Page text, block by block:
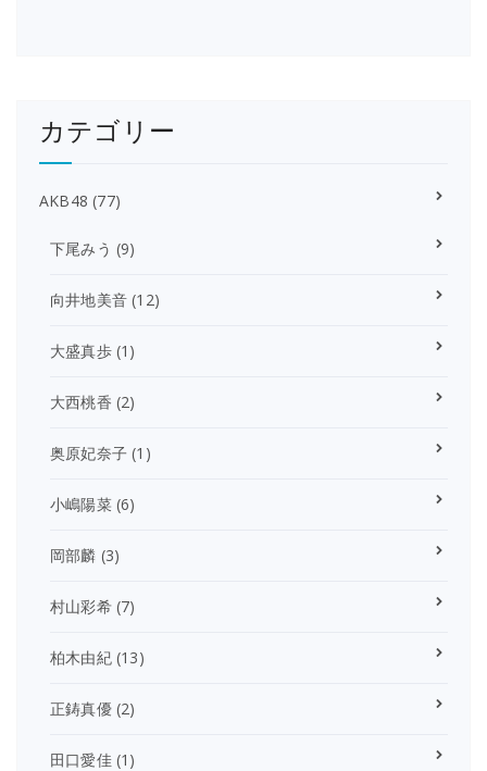
カテゴリー
AKB48 (77)
下尾みう (9)
向井地美音 (12)
大盛真歩(1)
大西桃香 (2)
奥原妃奈子 (1)
小嶋陽菜(6)
岡部麟 (3)
村山彩希(7)
柏木由紀(13)
正鋳真優(2)
田口愛佳(1)